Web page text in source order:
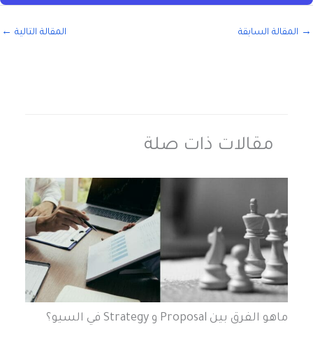
→ المقالة السابقة المقالة التالية ←
مقالات ذات صلة
ماهو الفرق بين Proposal و Strategy في السيو؟